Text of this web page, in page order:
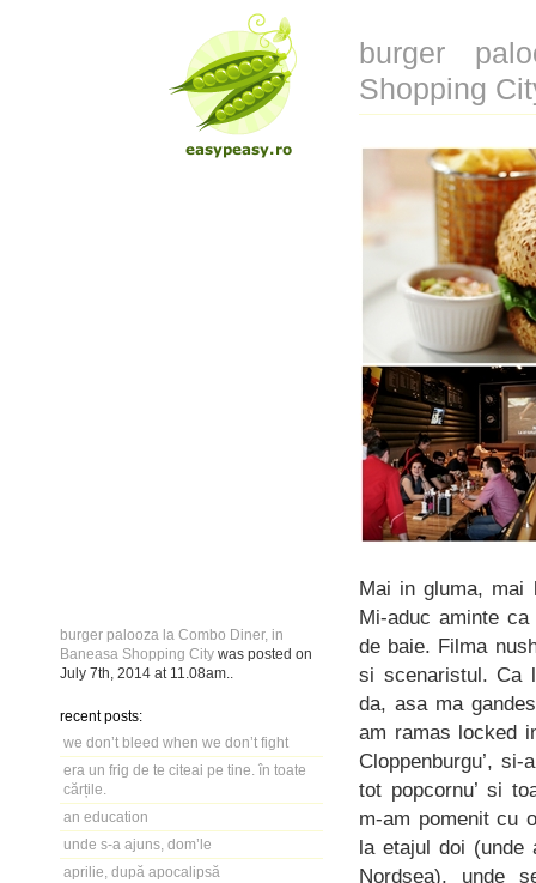
burger palooza la Combo Diner, in
Baneasa Shopping City was posted on
July 7th, 2014 at 11.08am
recent posts:
we don’t bleed when we don’t fight
era un frig de te citeai pe tine. în toate
cărțile.
an education
unde s-a ajuns, dom’le
aprilie, după apocalipsă
burger
Shopping
Mai in gluma,
Mi-aduc aminte
de baie. Filma
si scenaristul. Ca
da, asa ma
am ramas locked
Cloppenburgu’,
tot popcornu’ si
m-am pomenit cu
la etajul doi (unde
Nordsea), unde